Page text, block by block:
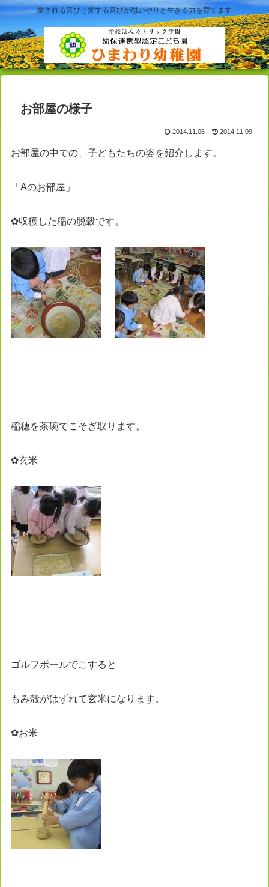
愛される喜びと愛する喜びが思いやりと生きる力を育てます
お部屋の様子
2014.11.06 2014.11.09
お部屋の中での、子どもたちの姿を紹介します。
「Aのお部屋」
✿収穫した稲の脱穀です。
稲穂を茶碗でこそぎ取ります。
✿玄米
ゴルフボールでこすると
もみ殻がはずれて玄米になります。
✿お米